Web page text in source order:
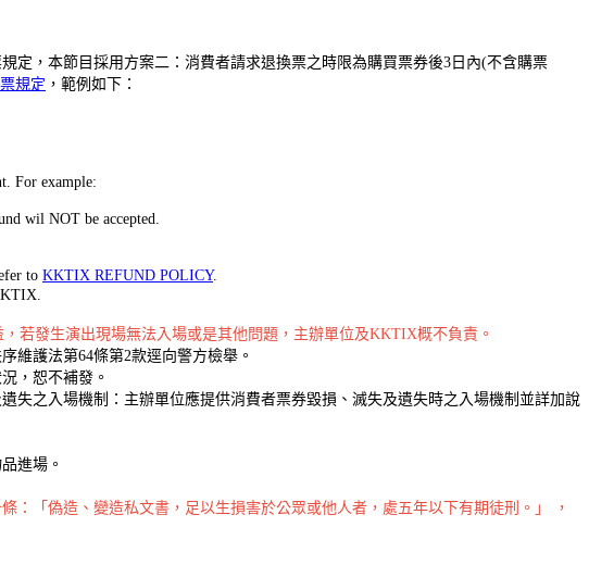
定，本節目採用方案二：消費者請求退換票之時限為購買票券後3日內(不含購票
規定 ，範例如下：
For example:
wil NOT be accepted.
to KKTIX REFUND POLICY.
若發生演出現場無法入場或是其他問題，主辦單位及KKTIX概不負責。
維護法第64條第2款逕向警方檢舉。
，恕不補發。
失之入場機制：主辦單位應提供消費者票券毀損、滅失及遺失時之入場機制並詳加說
進場。
「偽造、變造私文書，足以生損害於公眾或他人者，處五年以下有期徒刑。」 ，